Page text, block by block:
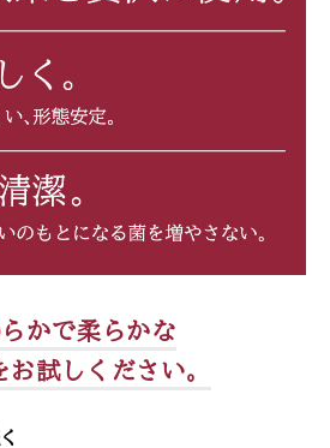
かで柔らかな
お試しください。